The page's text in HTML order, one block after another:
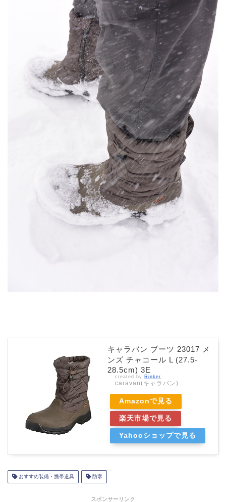
キャラバン ブーツ 23017 メ
ンズ チャコール L (27.5-
28.5cm) 3E
created by Rinker
caravan(キャラバン)
Amazonで見る
楽天市場で見る
Yahooショップで見る
おすすめ装備・携帯道具 防寒
スポンサーリンク